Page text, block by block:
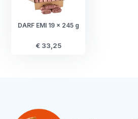
DARF EMI 19 x 245 g
€ 33,25